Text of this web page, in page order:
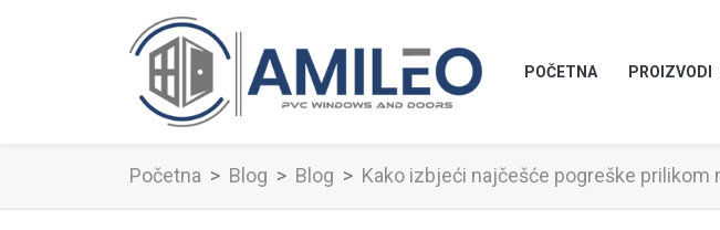
POČETNA PROIZVODI
Početna Blog Blog Kako izbjeći najčešće pogreške prilikom